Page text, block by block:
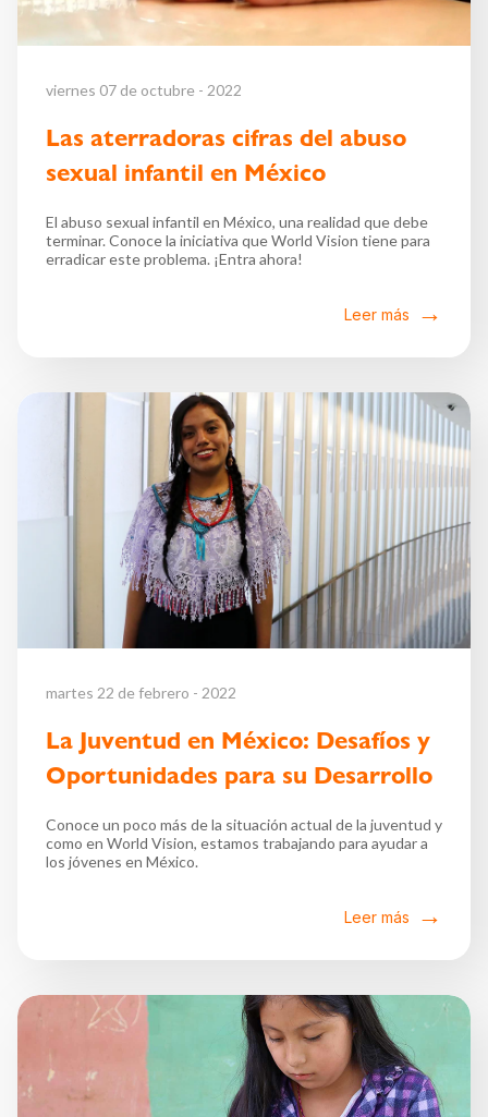
viernes 07 de octubre - 2022
Las aterradoras cifras del abuso
sexual infantil en México
El abuso sexual infantil en México, una realidad que debe
terminar. Conoce la iniciativa que World Vision tiene para
erradicar este problema. ¡Entra ahora!
Leer más
martes 22 de febrero - 2022
La Juventud en México: Desafíos y
Oportunidades para su Desarrollo
Conoce un poco más de la situación actual de la juventud y
como en World Vision, estamos trabajando para ayudar a
los jóvenes en México.
Leer más